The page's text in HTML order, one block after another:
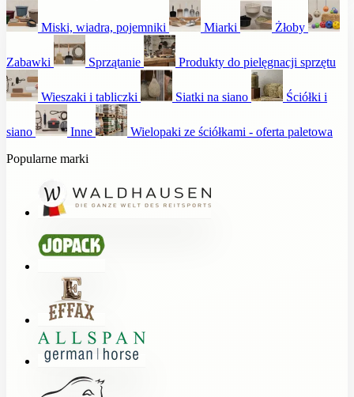
Miski, wiadra, pojemniki Miarki Żłoby
Zabawki Sprzątanie Produkty do pielęgnacji sprzętu
Wieszaki i tabliczki Siatki na siano Ściółki i
siano Inne
Wielopaki ze ściółkami - oferta paletowa
Popularne marki